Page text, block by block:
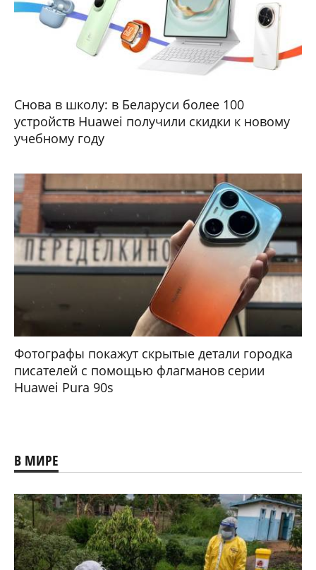
Снова в школу: в Беларуси более 100
устройств Huawei получили скидки к новому
учебному году
Фотографы покажут скрытые детали городка
писателей с помощью флагманов серии
Huawei Pura 90s
В МИРЕ